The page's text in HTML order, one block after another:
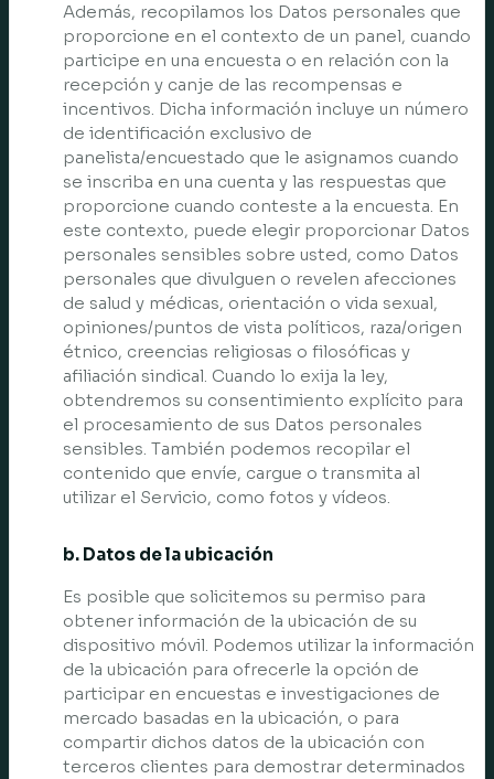
Además, recopilamos los Datos personales que
proporcione en el contexto de un panel, cuando
participe en una encuesta o en relación con la
recepción y canje de las recompensas e
incentivos. Dicha información incluye un número
de identificación exclusivo de
panelista/encuestado que le asignamos cuando
se inscriba en una cuenta y las respuestas que
proporcione cuando conteste a la encuesta. En
este contexto, puede elegir proporcionar Datos
personales sensibles sobre usted, como Datos
personales que divulguen o revelen afecciones
de salud y médicas, orientación o vida sexual,
opiniones/puntos de vista políticos, raza/origen
étnico, creencias religiosas o filosóficas y
afiliación sindical. Cuando lo exija la ley,
obtendremos su consentimiento explícito para
el procesamiento de sus Datos personales
sensibles. También podemos recopilar el
contenido que envíe, cargue o transmita al
utilizar el Servicio, como fotos y vídeos.
b. Datos de la ubicación
Es posible que solicitemos su permiso para
obtener información de la ubicación de su
dispositivo móvil. Podemos utilizar la información
de la ubicación para ofrecerle la opción de
participar en encuestas e investigaciones de
mercado basadas en la ubicación, o para
compartir dichos datos de la ubicación con
terceros clientes para demostrar determinados